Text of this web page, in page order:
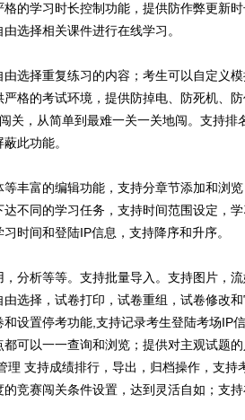
的学习时长控制功能，提供防作弊更新
选择相关课件进行在线学习。
选择重复练习的内容；考生可以自定义
格的考试环境，提供防掉电、防死机、
，从简单到最难一关一关地闯。支持排
此功能。
丰富的编辑功能，支持分章节添加和浏
不同的学习任务，支持时间范围设定，
时间和登陆IP信息，支持降序和升序。
分析等等。支持批量导入。支持图片，
选择，试卷打印，试卷重组，试卷修改
设置停考功能,支持记录考生登陆考场IP
可以一一查询和浏览；提供对主观试题
支持成绩排行，导出，归档操作，支持
竞赛闯关条件设置，达到灵活自如；支